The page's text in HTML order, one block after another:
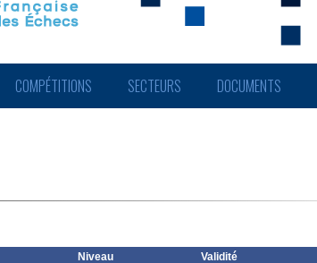
COMPÉTITIONS SECTEURS DOCUMENTS
Niveau Validité